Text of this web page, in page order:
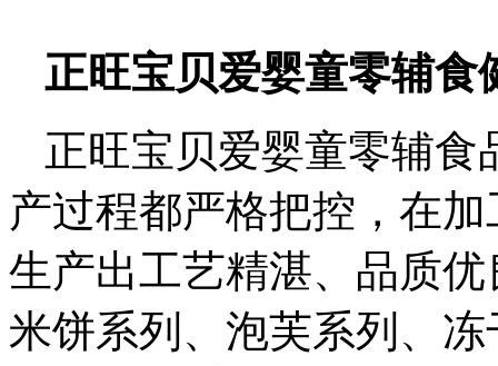
正旺宝贝爱婴童零辅食
正旺宝贝爱婴童零辅
产过程都严格把控，在
生产出工艺精湛、品质
米饼系列、泡芙系列、